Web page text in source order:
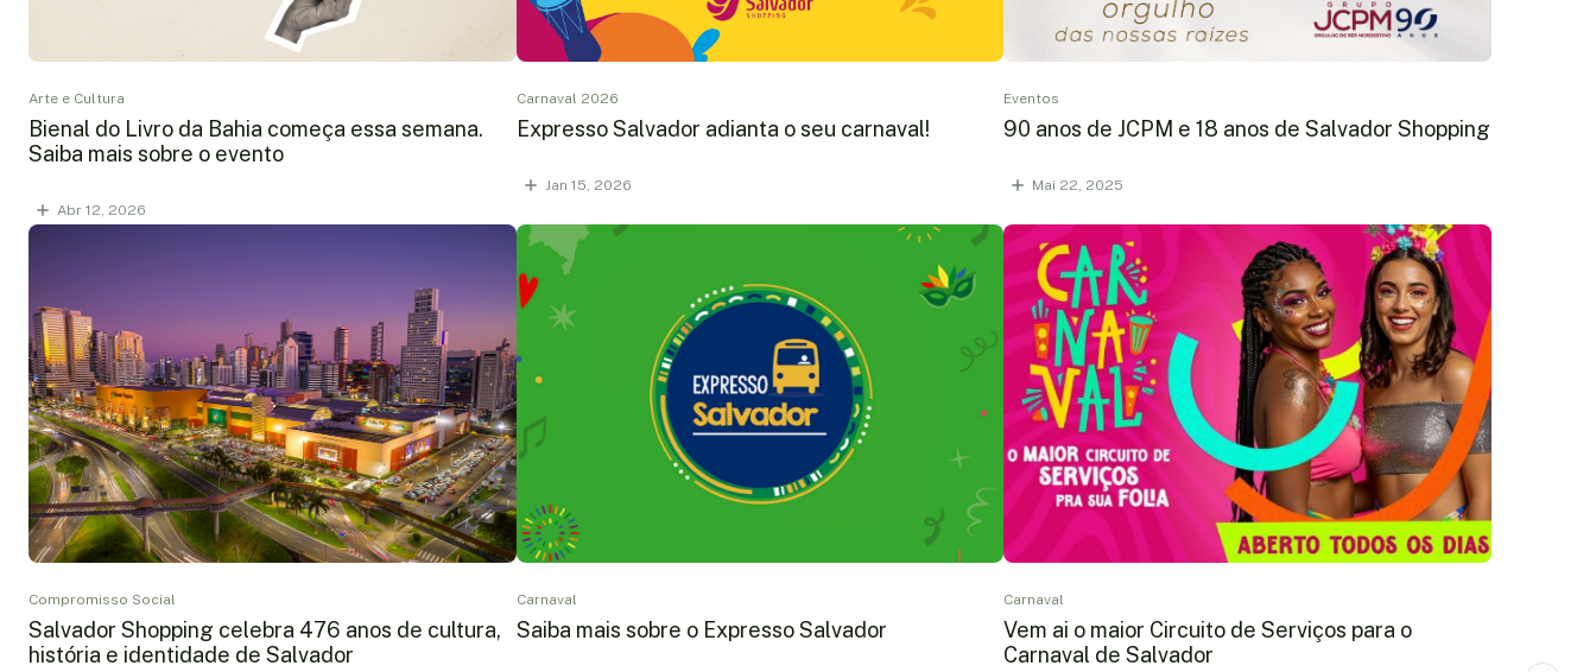
Arte e Cultura
Bienal do Livro da Bahia começa essa semana.
Saiba mais sobre o evento
Abr 12, 2026
Carnaval 2026
Expresso Salvador adianta o seu carnaval!
Jan 15, 2026
Eventos
90 anos de JCPM e 18 anos de Salvador Shopping
Mai 22, 2025
Compromisso Social
Salvador Shopping celebra 476 anos de cultura,
história e identidade de Salvador
Carnaval
Saiba mais sobre o Expresso Salvador
Carnaval
Vem ai o maior Circuito de Serviços para o
Carnaval de Salvador